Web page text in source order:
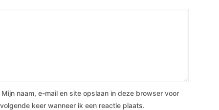
Mijn naam, e-mail en site opslaan in deze browser voor
keer wanneer ik een reactie plaats.